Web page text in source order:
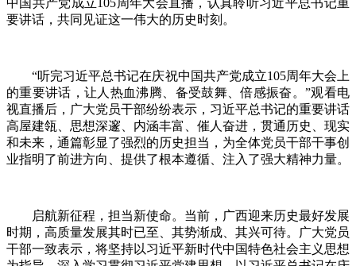
要讲话，共同见证这一伟大的历史时刻。
“听完习近平总书记在庆祝中国共产党成立105周年大会上
的重要讲话，让人热血沸腾、备受鼓舞、倍感振奋。”观看电
视直播后，广大党员干部纷纷表示，习近平总书记的重要讲话
高屋建瓴、思想深邃、内涵丰富、催人奋进，贯通历史、现实
和未来，通篇彰显了强烈的历史担当，为全体党员干部干事创
业指明了前进方向、提供了根本遵循、注入了强大精神力量。
启航新征程，担当新使命。当前，广西迎来历史最好发展
时期，高质量发展其时已至、其势渐成、其兴可待。广大党员
干部一致表示，将坚持以习近平新时代中国特色社会主义思想